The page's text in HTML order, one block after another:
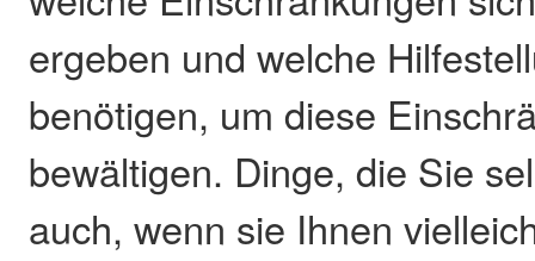
ergeben und welche
benötigen, um diese
bewältigen. Dinge, die Sie
auch, wenn sie Ihnen